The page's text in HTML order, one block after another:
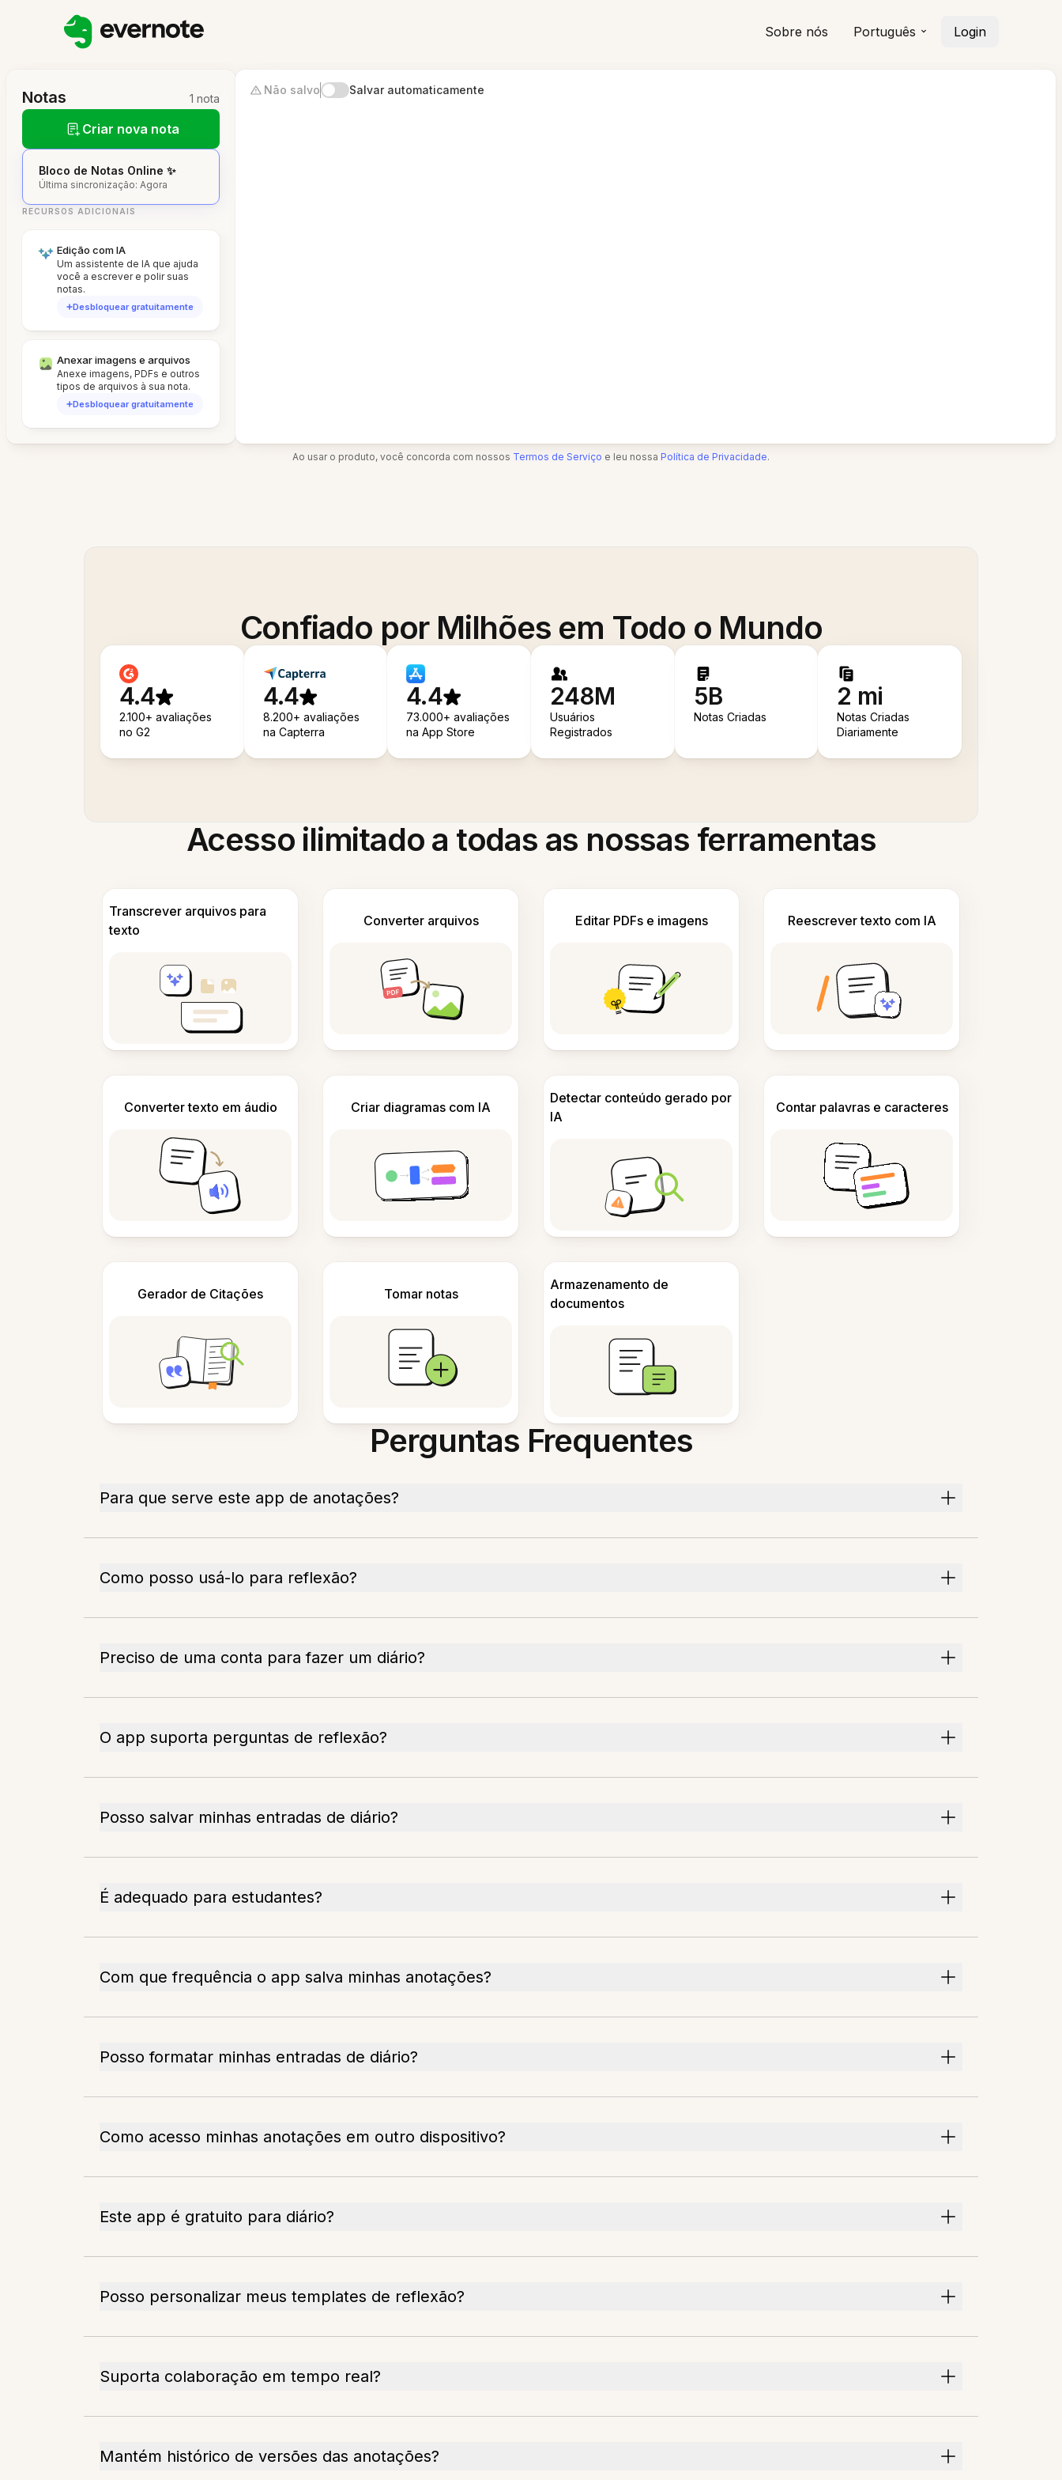
Sobre nós Português Login
Notas 1 nota
Criar nova nota
Bloco de Notas Online ✨
Última sincronização: Agora
RECURSOS ADICIONAIS
Edição com IA
Um assistente de IA que ajuda
você a escrever e polir suas
notas.
Desbloquear gratuitamente
Anexar imagens e arquivos
Anexe imagens, PDFs e outros
tipos de arquivos à sua nota.
Desbloquear gratuitamente
Não salvo Salvar automaticamente
Ao usar o produto, você concorda com nossos Termos de Serviço e leu nossa Política de Privacidade.
Confiado por Milhões em Todo o Mundo
4.4
2.100+ avaliações
no G2
4.4
8.200+ avaliações
na Capterra
4.4
73.000+ avaliações
na App Store
248M
Usuários
Registrados
5B
Notas Criadas
2 mi
Notas Criadas
Diariamente
Acesso ilimitado a todas as nossas ferramentas
Transcrever arquivos para
texto
Converter arquivos Editar PDFs e imagens Reescrever texto com IA
Converter texto em áudio Criar diagramas com IA
Detectar conteúdo gerado por
IA
Contar palavras e caracteres
Gerador de Citações Tomar notas
Armazenamento de
documentos
Perguntas Frequentes
Para que serve este app de anotações?
Como posso usá-lo para reflexão?
Preciso de uma conta para fazer um diário?
O app suporta perguntas de reflexão?
Posso salvar minhas entradas de diário?
É adequado para estudantes?
Com que frequência o app salva minhas anotações?
Posso formatar minhas entradas de diário?
Como acesso minhas anotações em outro dispositivo?
Este app é gratuito para diário?
Posso personalizar meus templates de reflexão?
Suporta colaboração em tempo real?
Mantém histórico de versões das anotações?